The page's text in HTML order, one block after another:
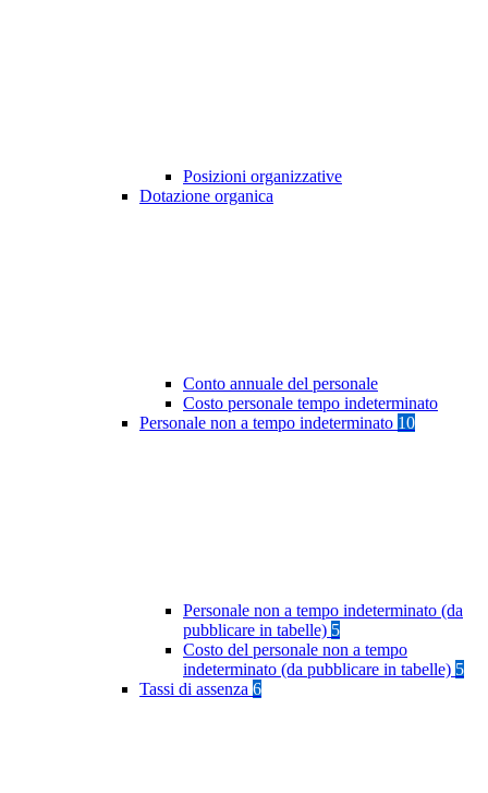
Posizioni organizzative
Dotazione organica
Conto annuale del personale
Costo personale tempo indeterminato
Personale non a tempo indeterminato 10
Personale non a tempo indeterminato (da
pubblicare in tabelle) 5
Costo del personale non a tempo
indeterminato (da pubblicare in tabelle) 5
Tassi di assenza 6